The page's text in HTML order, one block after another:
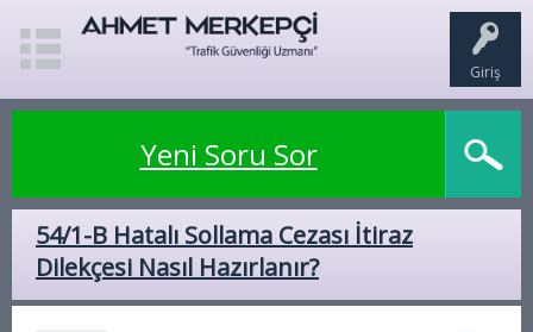
Giriş
Yeni Soru Sor
54/1-B Hatalı Sollama Cezası İtiraz
Dilekçesi Nasıl Hazırlanır?